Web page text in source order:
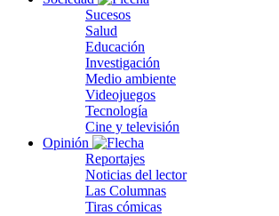
Sucesos
Salud
Educación
Investigación
Medio ambiente
Videojuegos
Tecnología
Cine y televisión
Opinión
Reportajes
Noticias del lector
Las Columnas
Tiras cómicas